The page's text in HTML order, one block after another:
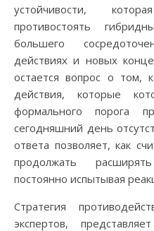
устойчивости,
противостоять
большего
действиях и новых
остается вопрос о том,
действия, которые
формального порога
сегодняшний день
ответа позволяет, как
продолжать
постоянно испытывая
Стратегия
экспертов,